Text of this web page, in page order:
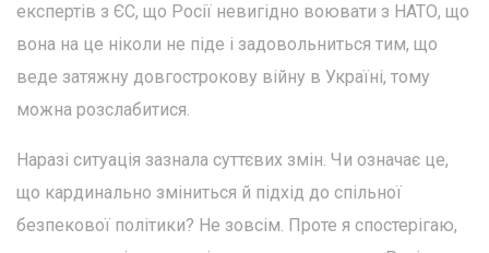
експертів з ЄС, що Росії невигідно воювати з НАТО, що
вона на це ніколи не піде і задовольниться тим, що
веде затяжну довгострокову війну в Україні, тому
можна розслабитися.
Наразі ситуація зазнала суттєвих змін. Чи означає це,
що кардинально зміниться й підхід до спільної
безпекової політики? Не зовсім. Проте я спостерігаю,